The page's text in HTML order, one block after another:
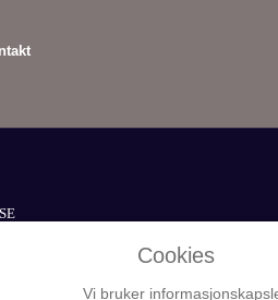
Cookies
Vi bruker